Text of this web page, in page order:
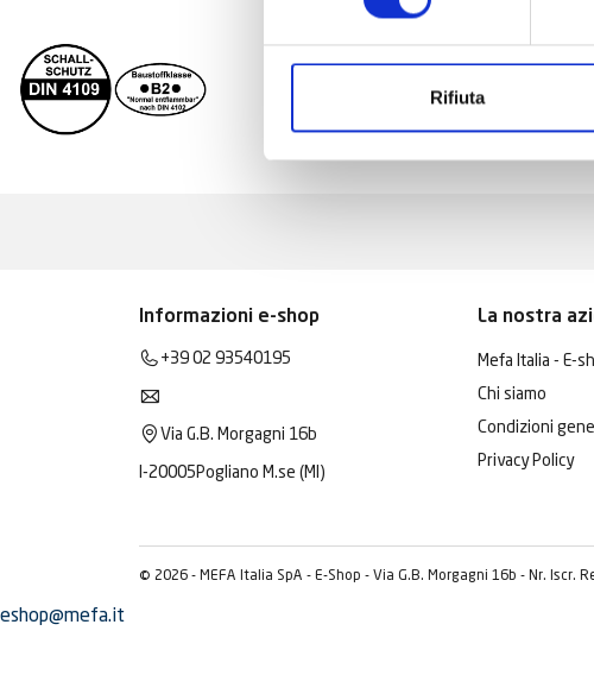
Rifiuta
Informazioni e-shop
+39 02 93540195
Via G.B. Morgagni 16b
I-20005Pogliano M.se (MI)
La nostra
Mefa Italia - E-
Chi siamo
Condizioni
Privacy Policy
© 2026 - MEFA Italia SpA - E-Shop - Via G.B. Morgagni 16b - Nr. Iscr.
eshop@mefa.it